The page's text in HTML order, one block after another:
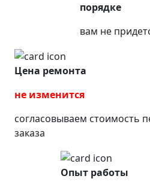
порядке
вам не
Цена ремонта
не изменится
согласовываем стоимость
заказа
Опыт работы